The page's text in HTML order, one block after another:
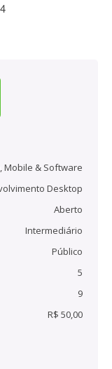
Mobile & Software
Desktop
Aberto
Intermediário
Público
5
9
R$ 50,00